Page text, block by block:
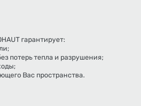
гарантирует:
потерь тепла и разрушения;
Вас пространства.